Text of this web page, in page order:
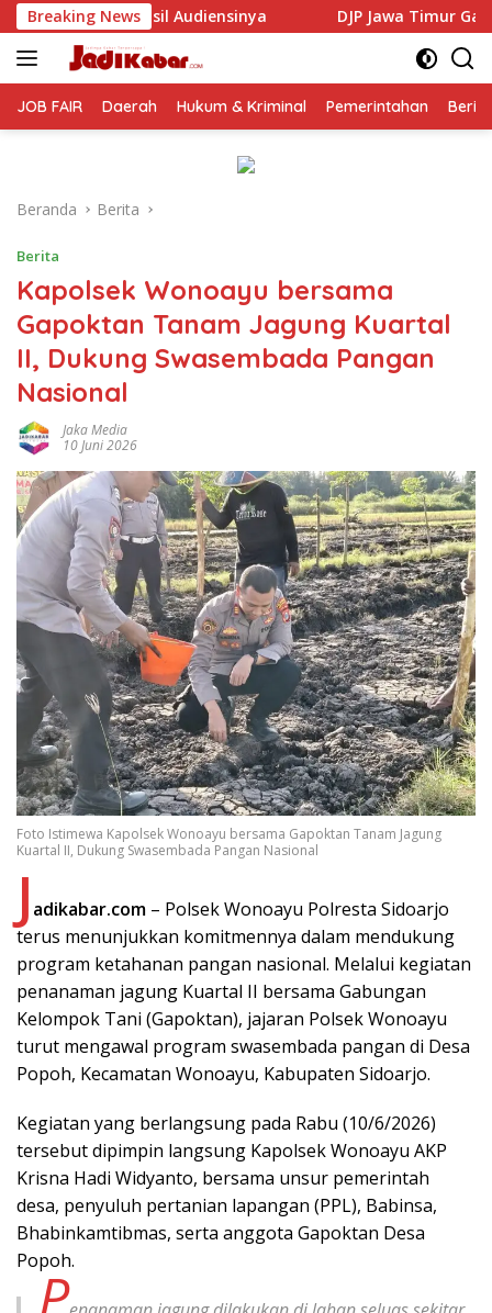
Langsung
ke
konten
Breaking NewsDJP Jawa Timur Gandeng GP Ansor Tingkatkan
JOB FAIR Daerah Hukum & Kriminal Pemerintahan
Beranda Berita
Berita
Kapolsek Wonoayu bersama
Gapoktan Tanam Jagung Kuartal
II, Dukung Swasembada Pangan
Nasional
Jaka Media
10 Juni 2026
Foto Istimewa Kapolsek Wonoayu bersama Gapoktan Tanam Jagung
Kuartal II, Dukung Swasembada Pangan Nasional
J adikabar.com – Polsek Wonoayu Polresta Sidoarjo
terus menunjukkan komitmennya dalam mendukung
program ketahanan pangan nasional. Melalui kegiatan
penanaman jagung Kuartal II bersama Gabungan
Kelompok Tani (Gapoktan), jajaran Polsek Wonoayu
turut mengawal program swasembada pangan di Desa
Popoh, Kecamatan Wonoayu, Kabupaten Sidoarjo.
Kegiatan yang berlangsung pada Rabu (10/6/2026)
tersebut dipimpin langsung Kapolsek Wonoayu AKP
Krisna Hadi Widyanto, bersama unsur pemerintah
desa, penyuluh pertanian lapangan (PPL), Babinsa,
Bhabinkamtibmas, serta anggota Gapoktan Desa
Popoh.
P